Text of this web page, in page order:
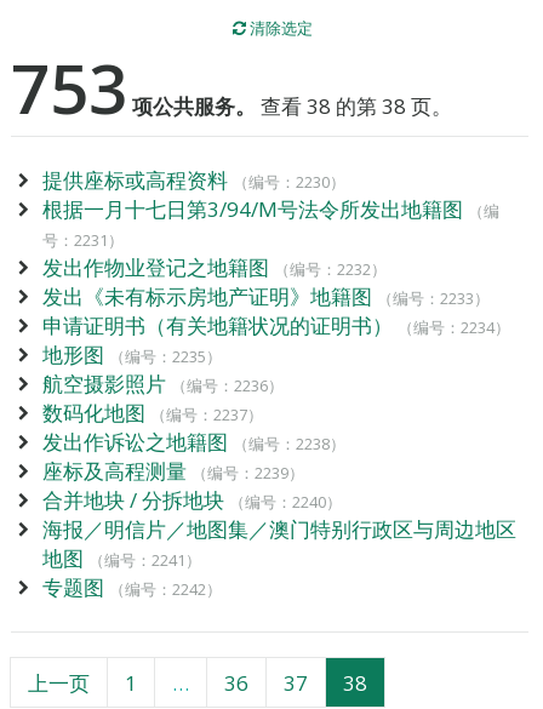
清除选定
753 项公共服务。 查看 38 的第 38 页。
提供座标或高程资料 （编号：2230）
根据一月十七日第3/94/M号法令所发出地籍图
（编
号：2231）
发出作物业登记之地籍图 （编号：2232）
发出《未有标示房地产证明》地籍图 （编号：2233）
申请证明书（有关地籍状况的证明书） （编号：2234）
地形图 （编号：2235）
航空摄影照片 （编号：2236）
数码化地图 （编号：2237）
发出作诉讼之地籍图 （编号：2238）
座标及高程测量 （编号：2239）
合并地块 / 分拆地块 （编号：2240）
海报／明信片／地图集／澳门特别行政区与周边地区
地图
（编号：2241）
专题图 （编号：2242）
上一页
页
1 …
页
36
页
37
页
38